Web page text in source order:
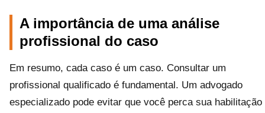
A importância de uma análise
profissional do caso
Em resumo, cada caso é um caso. Consultar um
profissional qualificado é fundamental. Um advogado
especializado pode evitar que você perca sua habilitação